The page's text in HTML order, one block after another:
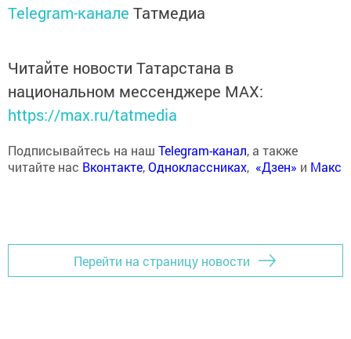
Telegram-канале Татмедиа
Читайте новости Татарстана в
национальном мессенджере MАХ:
https://max.ru/tatmedia
Подписывайтесь на наш Telegram-канал, а также
читайте нас Вконтакте,Одноклассниках, «Дзен» и Макс
Перейти на страницу новости